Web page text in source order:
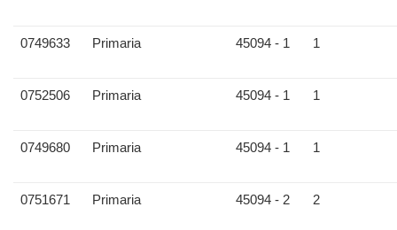
0749633 Primaria 45094 - 1 1
0752506 Primaria 45094 - 1 1
0749680 Primaria 45094 - 1 1
0751671 Primaria 45094 - 2 2